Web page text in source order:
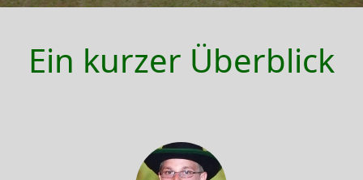
Ein kurzer Überblick